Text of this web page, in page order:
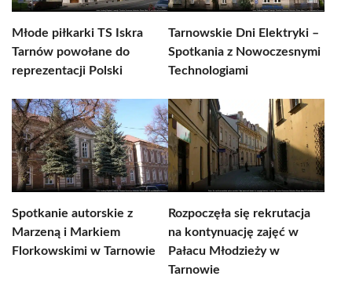
Młode piłkarki TS Iskra
Tarnów powołane do
reprezentacji Polski
Tarnowskie Dni Elektryki –
Spotkania z Nowoczesnymi
Technologiami
Spotkanie autorskie z
Marzeną i Markiem
Florkowskimi w Tarnowie
Rozpoczęła się rekrutacja
na kontynuację zajęć w
Pałacu Młodzieży w
Tarnowie